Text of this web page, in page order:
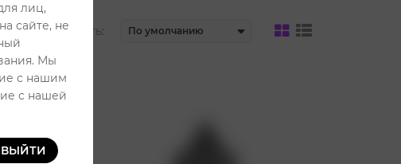
Сортировать:
лиц,
сайте, не
Мы
с нашим
с нашей
ВЫЙТИ